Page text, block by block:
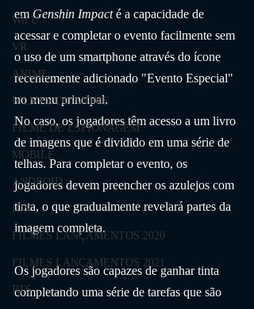
Wii U
VR
ANIME
FILMES DE ANIME
FILME DE ESPIONAGEM
MOBILE
ANDROID
IOS
FILMES LANÇAMENTOS 2020
FILMES LANÇAMENTOS 2021
RTS
em Genshin Impact é a capacidade de
acessar e completar o evento facilmente sem
o uso de um smartphone através do ícone
recentemente adicionado "Evento Especial"
no menu principal.
No caso, os jogadores têm acesso a um livro
de imagens que é dividido em uma série de
telhas. Para completar o evento, os
jogadores devem preencher os azulejos com
tinta, o que gradualmente revelará partes da
imagem completa.
Os jogadores são capazes de ganhar tinta
completando uma série de tarefas que são